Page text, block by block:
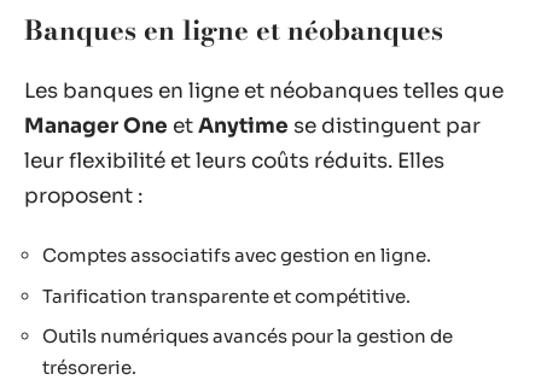
Banques en ligne et néobanques
Les banques en ligne et néobanques telles que
Manager One etAnytime se distinguent par
leur flexibilité et leurs coûts réduits. Elles
proposent :
Comptes associatifs avec gestion en ligne.
Tarification transparente et compétitive.
Outils numériques avancés pour la gestion de
trésorerie.